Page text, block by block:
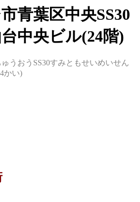
青葉区中央SS30
中央ビル(24階)
うおうSS30すみともせいめいせん
かい)